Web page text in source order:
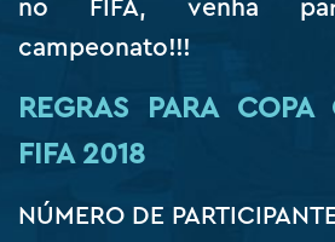
no FIFA, venha
campeonato!!!
REGRAS PARA
FIFA 2018
NÚMERO DE